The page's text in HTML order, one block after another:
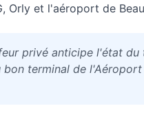
Orly et l'aéroport de
privé anticipe l'état
terminal de l'Aéroport